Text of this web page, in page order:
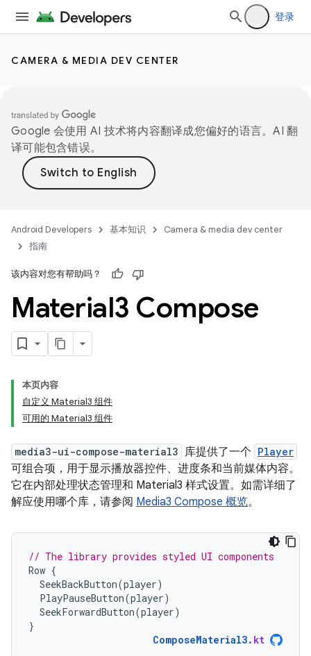
登录
CAMERA & MEDIA DEV CENTER
Google 会使用 AI 技术将内容翻译成您偏好的语言。AI 翻
译可能包含错误。
Android Developers 基本知识
Camera & media dev center
指南
该内容对您有帮助吗？
Material3 Compose
本页内容
自定义 Material3 组件
可用的 Material3 组件
media3-ui-compose-material3 库提供了一个 Player
可组合项，用于显示播放器控件、进度条和当前媒体内容。
它在内部处理状态管理和 Material3 样式设置。如需详细了
解应使用哪个库，请参阅 Media3 Compose 概览。
// The library provides styled UI components
Row {
SeekBackButton(player)
PlayPauseButton(player)
SeekForwardButton(player)
}
ComposeMaterial3. kt